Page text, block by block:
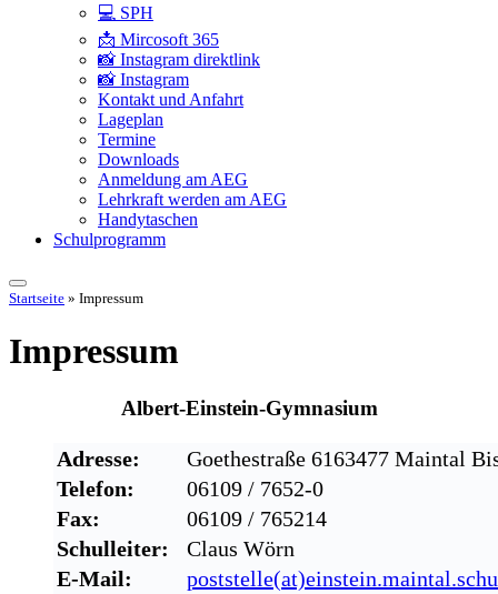
💻 SPH
📩 Mircosoft 365
📸 Instagram direktlink
📸 Instagram
Kontakt und Anfahrt
Lageplan
Termine
Downloads
Anmeldung am AEG
Lehrkraft werden am AEG
Handytaschen
Schulprogramm
Startseite » Impressum
Impressum
Albert-Einstein-Gymnasium
Adresse:
Goethestraße 6163477 Maintal
Telefon:
06109 / 7652-0
Fax:
06109 / 765214
Schulleiter:
Claus Wörn
E-Mail: